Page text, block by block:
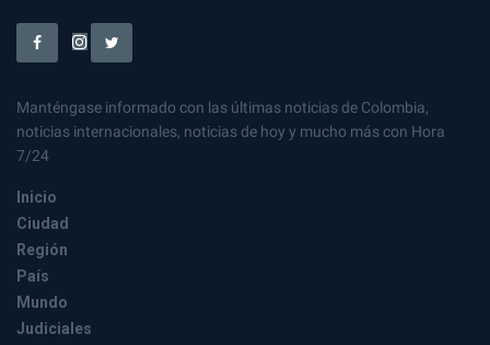
Manténgase informado con las últimas noticias de Colombia,
noticias internacionales, noticias de hoy y mucho más con Hora
7/24
Inicio
Ciudad
Región
País
Mundo
Judiciales